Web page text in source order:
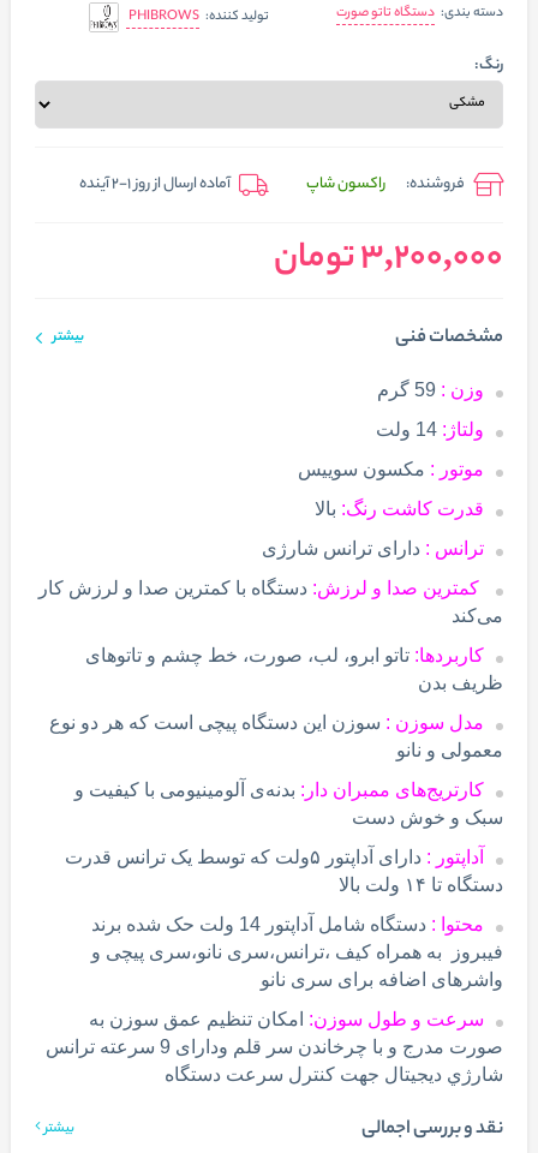
دسته بندی: دستگاه تاتو صورت تولید کننده: PHIBROWS
رنگ:
فروشنده: راکسون شاپ آماده ارسال از روز 1-2 آینده
3,200,000 تومان
مشخصات فنی بیشتر
وزن :
ولتاژ:
موتور : مکسون سوییس
قدرت کاشت رنگ: بالا
ترانس : دارای ترانس شارژی
کمترین صدا و لرزش: دستگاه با کمترین صدا و لرزش کار
می‌کند
کاربردها: تاتو ابرو، لب، صورت، خط چشم و تاتو‌های
ظریف بدن
مدل سوزن : سوزن این دستگاه پیچی است که هر دو نوع
معمولی و نانو
کارتریج‌های ممبران دار: بدنه‌ی آلومینیومی با کیفیت و
سبک و خوش دست
آداپتور :
دارای آداپتور ۵ولت که توسط یک ترانس قدرت
دستگاه تا ۱۴ ولت بالا
محتوا :
دستگاه شامل آداپتور 14 ولت حک شده برند
فیبروز به همراه کیف ،ترانس،سری نانو،سری پیچی و
واشرهای اضافه برای سری نانو
سرعت و طول سوزن: امکان تنظیم عمق سوزن به
صورت مدرج و با چرخاندن سر قلم ودارای 9 سرعته ترانس
شارژي دیجیتال جهت کنترل سرعت دستگاه
نقد و بررسی اجمالی بیشتر